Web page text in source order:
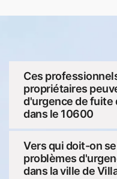
Ces
propriétaires
d'urgence de fuite
dans le 10600
Vers qui doit-on
problèmes
dans la ville de